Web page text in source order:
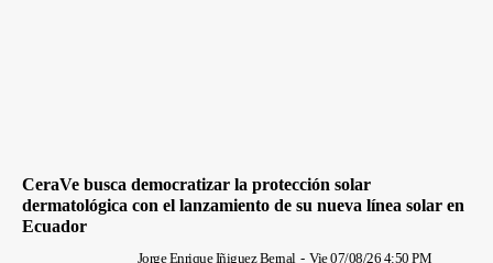
CeraVe busca democratizar la protección solar
dermatológica con el lanzamiento de su nueva línea solar en
Ecuador
Jorge Enrique Iñiguez Bernal - Vie 07/08/26 4:50 PM